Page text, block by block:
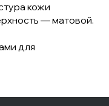
кожи
— матовой.
для